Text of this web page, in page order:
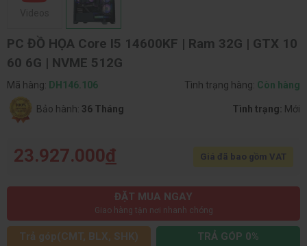
PC ĐỒ HỌA Core I5 14600KF | Ram 32G | GTX 10
60 6G | NVME 512G
Mã hàng: DH146.106 Tình trạng hàng: Còn hàng
Bảo hành: 36 Tháng Tình trạng: Mới
23.927.000đ Giá đã bao gồm VAT
ĐẶT MUA NGAY
Giao hàng tận nơi nhanh chóng
Trả góp(CMT, BLX, SHK) TRẢ GÓP 0%